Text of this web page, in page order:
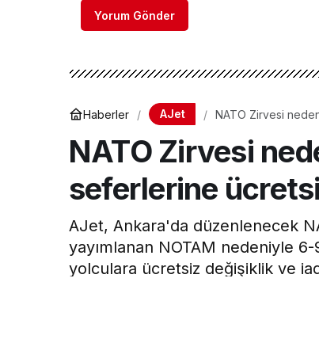
Yorum Gönder
Haberler AJet NATO Zirvesi
NATO Zirvesi
seferlerine
AJet, Ankara'da düzenlenecek
yayımlanan NOTAM nedeniyle 6-
yolculara ücretsiz değişiklik ve